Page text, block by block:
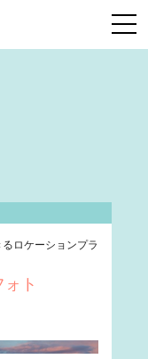
ロケーションプラ
ト